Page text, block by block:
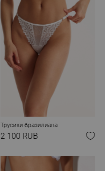
Трусики бразилиана
2 100 RUB